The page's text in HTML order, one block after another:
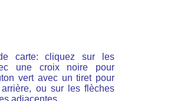
carte: cliquez sur les
une croix noire pour
vert avec un tiret pour
ou sur les flèches
adjacentes.